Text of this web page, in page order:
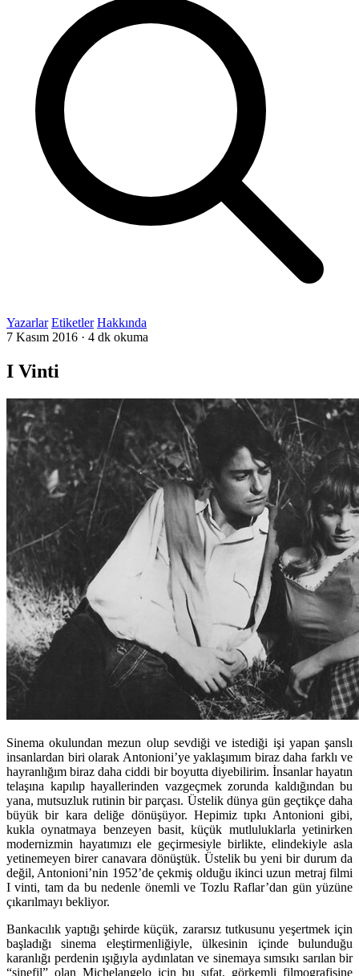
Yazarlar Etiketler Hakkında
7 Kasım 2016 · 4 dk okuma
I Vinti
Sinema okulundan mezun olup sevdiği ve istediği işi yapan şanslı
insanlardan biri olarak Antonioni’ye yaklaşımım biraz daha farklı ve
hayranlığım biraz daha ciddi bir boyutta diyebilirim. İnsanlar hayatın
telaşına kapılıp hayallerinden vazgeçmek zorunda kaldığından bu
yana, mutsuzluk rutinin bir parçası. Üstelik dünya gün geçtikçe daha
büyük bir kara deliğe dönüşüyor. Hepimiz tıpkı Antonioni gibi,
kukla oynatmaya benzeyen basit, küçük mutluluklarla yetinirken
modernizmin hayatımızı ele geçirmesiyle birlikte, elindekiyle asla
yetinemeyen birer canavara dönüştük. Üstelik bu yeni bir durum da
değil, Antonioni’nin 1952’de çekmiş olduğu ikinci uzun metraj filmi
I vinti, tam da bu nedenle önemli ve Tozlu Raflar’dan gün yüzüne
çıkarılmayı bekliyor.
Bankacılık yaptığı şehirde küçük, zararsız tutkusunu yeşertmek için
başladığı sinema eleştirmenliğiyle, ülkesinin içinde bulunduğu
karanlığı perdenin ışığıyla aydınlatan ve sinemaya sımsıkı sarılan bir
“sinefil” olan Michelangelo için bu sıfat, görkemli filmografisine